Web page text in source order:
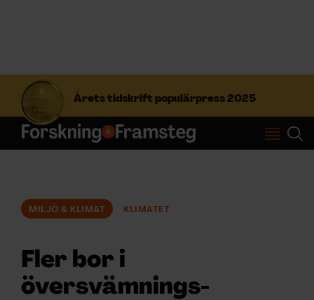
Årets tidskrift populärpress 2025
S
f
t
Prenumerera
ÄMNEN
MILJÖ & KLIMAT KLIMATET
Fler bor i
översvämnings­